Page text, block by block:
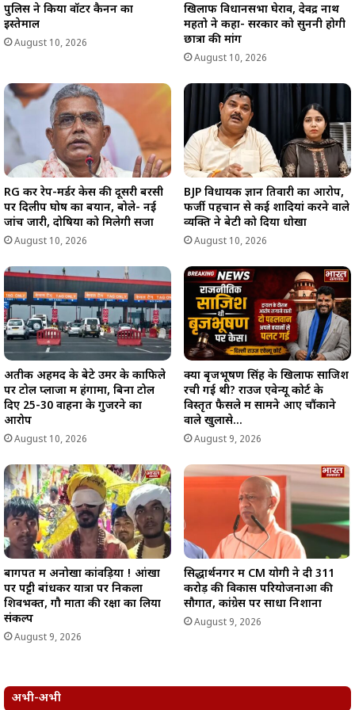
पुलिस ने किया वॉटर कैनन का
इस्तेमाल
August 10, 2026
खिलाफ विधानसभा घेराव, देवेंद्र नाथ
महतो ने कहा- सरकार को सुननी होगी
छात्रों की मांग
August 10, 2026
RG कर रेप-मर्डर केस की दूसरी बरसी
पर दिलीप घोष का बयान, बोले- नई
जांच जारी, दोषियों को मिलेगी सजा
August 10, 2026
BJP विधायक ज्ञान तिवारी का आरोप,
फर्जी पहचान से कई शादियां करने वाले
व्यक्ति ने बेटी को दिया धोखा
August 10, 2026
अतीक अहमद के बेटे उमर के काफिले
पर टोल प्लाजा में हंगामा, बिना टोल
दिए 25-30 वाहनों के गुजरने का
आरोप
August 10, 2026
क्या बृजभूषण सिंह के खिलाफ साजिश
रची गई थी? राउज एवेन्यू कोर्ट के
विस्तृत फैसले में सामने आए चौंकाने
वाले खुलासे…
August 9, 2026
बागपत में अनोखा कांवड़िया ! आंखों
पर पट्टी बांधकर यात्रा पर निकला
शिवभक्त, गौ माता की रक्षा का लिया
संकल्प
August 9, 2026
सिद्धार्थनगर में CM योगी ने दी 311
करोड़ की विकास परियोजनाओं की
सौगात, कांग्रेस पर साधा निशाना
August 9, 2026
अभी-अभी